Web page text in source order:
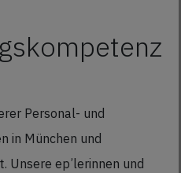
Personal- und
in München und
Unsere ep’lerinnen und